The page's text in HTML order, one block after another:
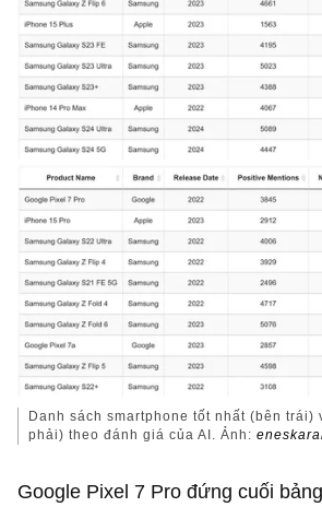
Danh sách smartphone tốt nhất (bên trái)
phải) theo đánh giá của AI. Ảnh:
Google Pixel 7 Pro đứng cuối